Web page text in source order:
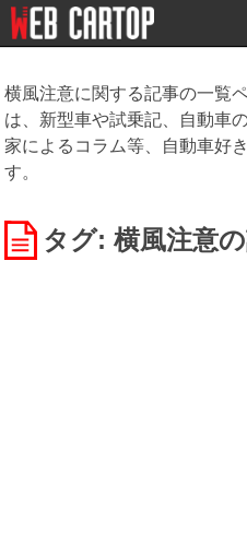
横風注意に関する記事の一覧
は、新型車や試乗記、自動車
家によるコラム等、自動車好
す。
タグ: 横風注意